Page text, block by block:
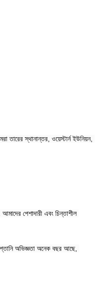
তারের স্থানান্তর, ওয়েস্টার্ন ইউনিয়ন,
পেশাদারী এবং চিন্তাশীল
অভিজ্ঞতা অনেক বছর আছে,